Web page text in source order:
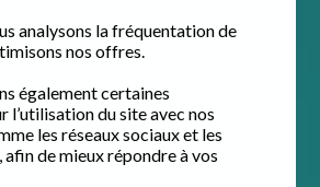
analysons la fréquentation de
nos offres.
également certaines
l’utilisation du site avec nos
les réseaux sociaux et les
afin de mieux répondre à vos